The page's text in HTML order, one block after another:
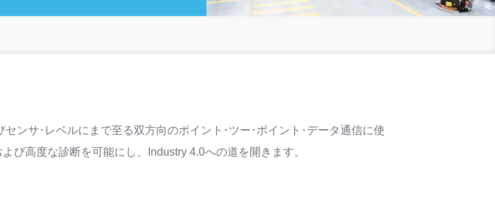
ンサ･レベルにまで至る双方向のポイント･ツー･ポイント･データ通信に使
び高度な診断を可能にし、Industry 4.0への道を開きます。